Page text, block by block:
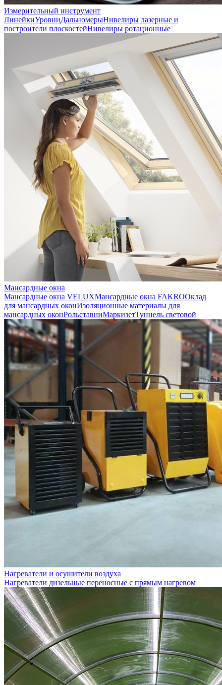
Измерительный инструмент
ЛинейкиУровниДальномерыНивелиры лазерные и
построители плоскостейНивелиры ротационные
Мансардные окна
Мансардные окна VELUXМансардные окна FAKROОклад
для мансардных оконИзоляционные материалы для
мансардных оконРольставниМаркизетТуннель световой
Нагреватели и осушители воздуха
Нагреватели дизельные переносные с прямым нагревом